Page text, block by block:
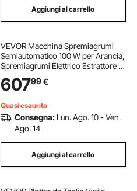
Aggiungi al carrello
VEVOR Macchina Spremiagrumi
Semiautomatico 100 W per Arancia,
Spremiagrumi Elettrico Estrattore a
Lenta Masticazione per Limoni
Agrumi Melograni, Secchio
Policarbonato
60799€
Quasi esaurito
Consegna: Lun. Ago. 10 - Ven.
Ago. 14
Aggiungi al carrello